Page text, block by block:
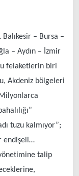
– Bursa –
– Aydın – İzmir
felaketlerin biri
Akdeniz bölgeleri
tuzu kalmıyor”;
endişeli…
talip